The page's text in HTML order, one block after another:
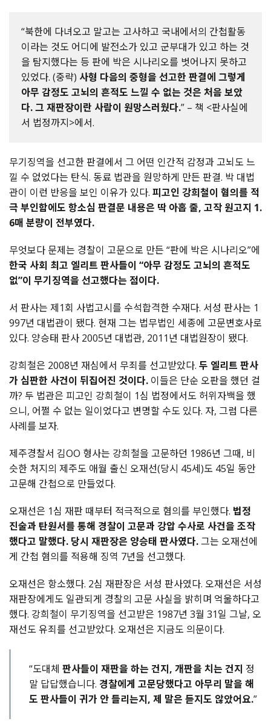
“북한에 다녀오고 말고는 고사하고 국내에서의 간첩활동
이라는 것도 어디에 발전소가 있고 군부대가 있고 하는 것
을 탐지했다는 등 판에 박은 시나리오를 벗어나지 못하고
있었다. (중략) 사형 다음의 중형을 선고한 판결에 그렇게
아무 감정도 고뇌의 흔적도 느낄 수 없는 것은 처음 보았
다. 그 재판장이란 사람이 원망스러웠다.” – 책 <판사실에
서 법정까지>에서.
무기징역을 선고한 판결에서 그 어떤 인간적 감정과고뇌도 느
낄 수 없었다는 탄식. 동료 법관을 원망하게 만든 판결. 박 대법
관이 이런 반응을 보인 이유가 있다. 피고인 강희철이 혐의를 적
극 부인함에도 항소심 판결문 내용은 딱 아홉 줄, 고작 원고지 1.
6매 분량이 전부였다.
무엇보다 문제는 경찰이 고문으로 만든 “판에 박은 시나리오”에
한국 사회 최고 엘리트 판사들이 “아무 감정도 고뇌의 흔적도
없”이 무기징역을 선고했다는 점이다.
서 판사는 제1회 사법고시를 수석합격한 수재다. 서성 판사는 1
997년 대법관이 됐다. 현재 그는 법무법인 세종에 고문변호사로
있다. 양승태 판사 2005년 대법관, 2011년 대법원장이 됐다.
강희철은 2008년 재심에서 무죄를 선고받았다. 두 엘리트 판사
가 심판한 사건이 뒤집어진 것이다. 이들은 단순 오판을 했던 걸
까? 두 법관은 피고인 강희철이 1심 법정에서도 허위자백을 했
으니, 어쩔 수 없는 일이었다고 변명할 수도 있다. 자, 그럼 다른
사례를 보자.
제주경찰서 김OO 형사는 강희철을 고문하던 1986년 그때, 비
슷한 처지의 제주도 애월 출신 오재선(당시 45세)도 45일 동안
고문해 간첩으로 만들었다.
오재선은 1심 재판 때부터 적극적으로 혐의를 부인했다. 법정
진술과 탄원서를 통해 경찰이 고문과 강압 수사로 사건을 조작
했다고 말했다. 당시 재판장은 양승태 판사였다. 그는 오재선에
게 간첩 혐의를 적용해 징역 7년을 선고했다.
오재선은 항소했다. 2심 재판장은 서성 판사였다. 오재선은 서성
재판장에게도 일관되게 경찰의 고문 사실을 밝히며 억울하다고
했다. 강희철이 무기징역을 선고받은 1987년 3월 31일 그날, 오
재선도 유죄를 선고받았다. 오재선은 지금도 의문이다.
“도대체 판사들이 재판을 하는 건지, 개판을 치는 건지 정
말 답답했습니다. 경찰에게 고문당했다고 아무리 말을 해
도 판사들이 귀가 안 들리는지, 제 말은 듣지도 않았어요.”